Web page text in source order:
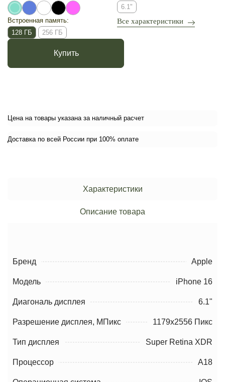
6.1"
Встроенная память:
128 ГБ
256 ГБ
Все характеристики
Купить
Цена на товары указана за наличный расчет
Доставка по всей России при 100% оплате
Характеристики
Описание товара
Бренд Apple
Модель iPhone 16
Диагональ дисплея 6.1"
Разрешение дисплея, МПикс 1179x2556 Пикс
Тип дисплея Super Retina XDR
Процессор A18